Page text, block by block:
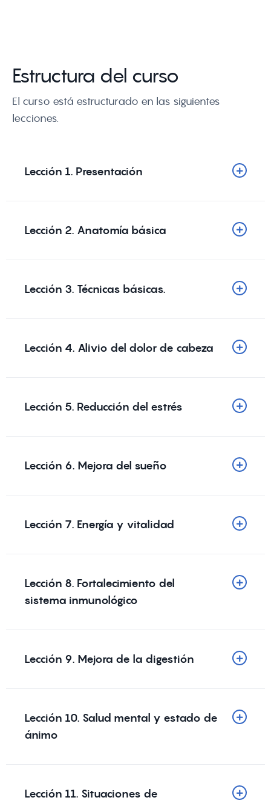
Estructura del curso
El curso está estructurado en las siguientes
lecciones.
Lección 1. Presentación
Lección 2. Anatomía básica
Lección 3. Técnicas básicas.
Lección 4. Alivio del dolor de cabeza
Lección 5. Reducción del estrés
Lección 6. Mejora del sueño
Lección 7. Energía y vitalidad
Lección 8. Fortalecimiento del
sistema inmunológico
Lección 9. Mejora de la digestión
Lección 10. Salud mental y estado de
ánimo
Lección 11. Situaciones de